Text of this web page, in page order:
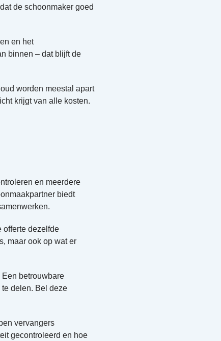
de schoonmaker goed
en het
binnen – dat blijft de
worden meestal apart
krijgt van alle kosten.
en meerdere
biedt
offerte dezelfde
maar ook op wat er
betrouwbare
delen. Bel deze
vervangers
gecontroleerd en hoe